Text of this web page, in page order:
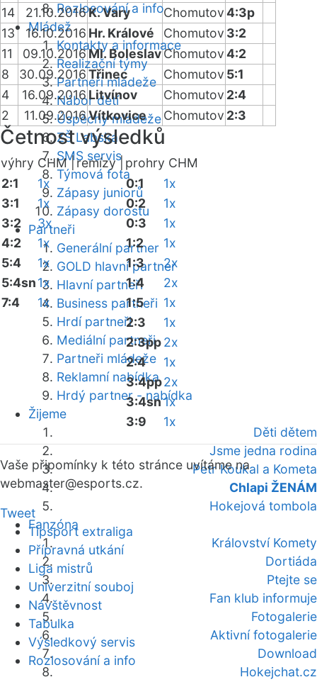
Rozlosování a info
Mládež
Kontakty a informace
Realizační týmy
Partneři mládeže
Nábor dětí
Úspěchy mládeže
ZŠ Labská
SMS servis
Týmová fota
Zápasy juniorů
Zápasy dorostu
Partneři
Generální partner
GOLD hlavní partner
Hlavní partneři
Business partneři
Hrdí partneři
Mediální partneři
Partneři mládeže
Reklamní nabídka
Hrdý partner - nabídka
Žijeme
Děti dětem
Jsme jedna rodina
Petr Koukal a Kometa
Chlapi ŽENÁM
Hokejová tombola
Fanzóna
Království Komety
Dortiáda
Ptejte se
Fan klub informuje
Fotogalerie
Aktivní fotogalerie
Download
Hokejchat.cz
14
21.10.2016K. Vary Chomutov4:3p
13
16.10.2016 Hr. Králové Chomutov 3:2
11
09.10.2016Ml. BoleslavChomutov4:2
8
30.09.2016Třinec Chomutov 5:1
4
16.09.2016 Litvínov Chomutov 2:4
2
11.09.2016Vítkovice Chomutov 2:3
Četnost výsledků
výhry CHM |remízy | prohry CHM
2:1
1x
3:1
1x
3:2
3x
4:2
1x
5:4
1x
5:4sn1x
7:4
1x
0:1
1x
0:2
1x
0:3
1x
1:2
1x
1:3
2x
1:4
2x
1:5
1x
2:3
1x
2:3pp2x
2:4
1x
3:4pp2x
3:4sn1x
3:9
1x
Vaše připomínky k této stránce uvítáme na
webmaster@esports.cz.
Tweet
Tipsport extraliga
Přípravná utkání
Liga mistrů
Univerzitní souboj
Návštěvnost
Tabulka
Výsledkový servis
Rozlosování a info